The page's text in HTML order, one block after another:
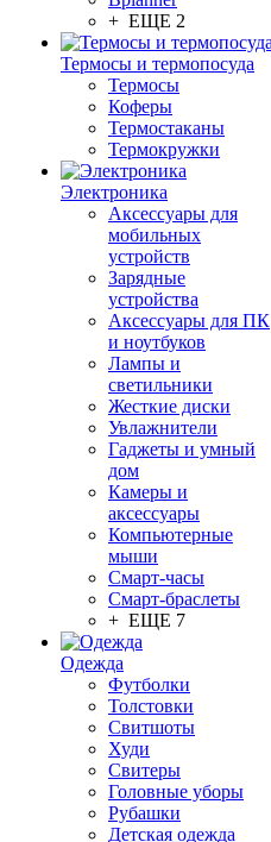
+ ЕЩЕ 2
Термосы и термопосуда
Термосы
Коферы
Термостаканы
Термокружки
Электроника
Аксессуары для
мобильных
устройств
Зарядные
устройства
Аксессуары для ПК
и ноутбуков
Лампы и
светильники
Жесткие диски
Увлажнители
Гаджеты и умный
дом
Камеры и
аксессуары
Компьютерные
мыши
Смарт-часы
Смарт-браслеты
+ ЕЩЕ 7
Одежда
Футболки
Толстовки
Свитшоты
Худи
Свитеры
Головные уборы
Рубашки
Детская одежда